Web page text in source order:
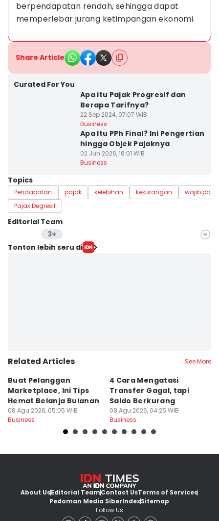
berpendapatan rendah, sehingga dapat
memperlebar jurang ketimpangan ekonomi.
Share Article
Curated For You
Apa itu Pajak Progresif dan
Berapa Tarifnya?
22 Sep 2024, 07:07 WIB
Business
Apa Itu PPh Final? Ini Pengertian
hingga Objek Pajaknya
02 Jun 2026, 18:01 WIB
Business
Topics
Pendapatan pajak kelebihan kekurangan
wajib pajak
Pajak Degresif
Editorial Team
3+
Editor
Tonton lebih seru di
Related Articles See More
Buat Pelanggan
Marketplace, Ini Tips
Hemat Belanja Bulanan
08 Agu 2026, 05:05 WIB
Business
4 Cara Mengatasi
Transfer Gagal, tapi
Saldo Berkurang
08 Agu 2026, 04:25 WIB
Business
About UsEditorial TeamContact UsTerms of Services
Pedoman Media SiberIndexSitemap
Follow Us